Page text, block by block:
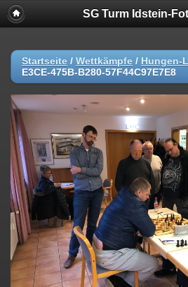
SG Turm Idstein-
Startseite / Wettkämpfe / Hungen-
E3CE-475B-B280-57F44C97E7E8